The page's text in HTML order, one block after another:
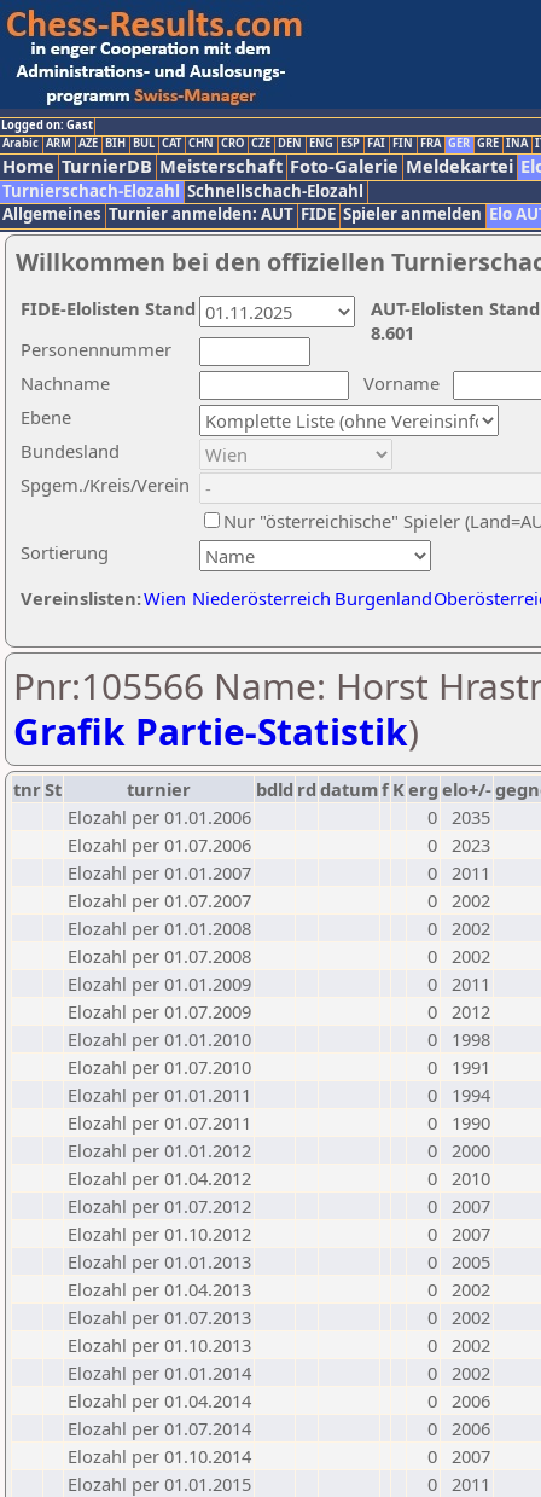
Logged on: Gast
Arabic ARM AZE BIH BUL CAT CHN CRO CZE DEN ENG ESP FAI FIN FRA GER GRE INA
Home TurnierDB Meisterschaft Foto-Galerie Meldekartei
Turnierschach-Elozahl Schnellschach-Elozahl
Allgemeines Turnier anmelden: AUT FIDE Spieler anmelden Elo
Willkommen bei den offiziellen
Nachname
Vorname
Ebene
Sortierung
Personennummer
Bundesland
Spgem./Kreis/Verein
Nur "österreichische" Spieler
Vereinslisten:Wien Niederösterreich Burgenland
AUT-Elolisten
8.601
FIDE-Elolisten Stand
Pnr:105566 Name: Horst
Grafik Partie-Statistik)
tnrSt turnier bdld rd datumf Kerg elo+/-
Elozahl per 01.01.2006
0 2035
Elozahl per 01.07.2006
0 2023
Elozahl per 01.01.2007
0 2011
Elozahl per 01.07.2007
0 2002
Elozahl per 01.01.2008
0 2002
Elozahl per 01.07.2008
0 2002
Elozahl per 01.01.2009
0 2011
Elozahl per 01.07.2009
0 2012
Elozahl per 01.01.2010
0
1998
Elozahl per 01.07.2010
0
1991
Elozahl per 01.01.2011
0
1994
Elozahl per 01.07.2011
0
1990
Elozahl per 01.01.2012
0 2000
Elozahl per 01.04.2012
0 2010
Elozahl per 01.07.2012
0 2007
Elozahl per 01.10.2012
0 2007
Elozahl per 01.01.2013
0 2005
Elozahl per 01.04.2013
0 2002
Elozahl per 01.07.2013
0 2002
Elozahl per 01.10.2013
0 2002
Elozahl per 01.01.2014
0 2002
Elozahl per 01.04.2014
0 2006
Elozahl per 01.07.2014
0 2006
Elozahl per 01.10.2014
0 2007
Elozahl per 01.01.2015
0 2011